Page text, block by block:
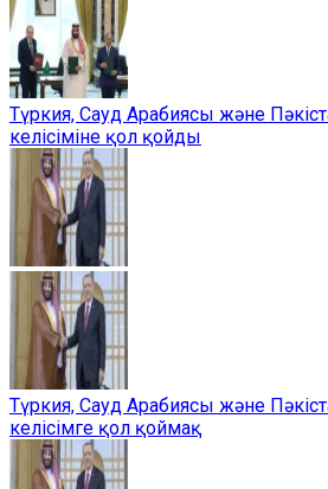
Түркия, Сауд Арабиясы және
келісіміне қол қойды
Түркия, Сауд Арабиясы және
келісімге қол қоймақ